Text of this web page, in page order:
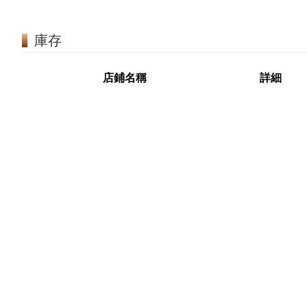
庫存
店鋪名稱 詳細